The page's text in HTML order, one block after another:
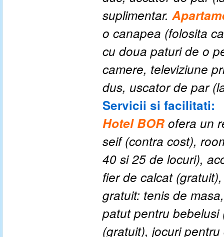
suplimentar.
o canapea (folosita
cu doua paturi de o
camere, televiziune
dus, uscator de par
Servicii si facilitati:
Hotel BOR ofera un
seif (contra cost),
40 si 25 de locuri),
fier de calcat
gratuit: tenis de
patut pentru
(gratuit), jocuri